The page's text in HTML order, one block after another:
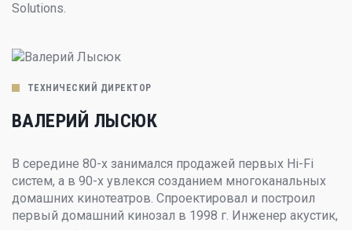
Solutions.
ТЕХНИЧЕСКИЙ ДИРЕКТОР
ВАЛЕРИЙ ЛЫСЮК
В середине 80-х занимался продажей первых Hi-Fi
систем, а в 90-х увлекся созданием многоканальных
домашних кинотеатров. Спроектировал и построил
первый домашний кинозал в 1998 г. Инженер акустик,